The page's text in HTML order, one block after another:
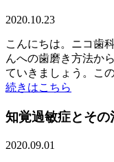
2020.10.23
こんにちは。ニコ歯
んへの歯磨き方法か
ていきましょう。こ
続きはこちら
知覚過敏症とそ
2020.09.01